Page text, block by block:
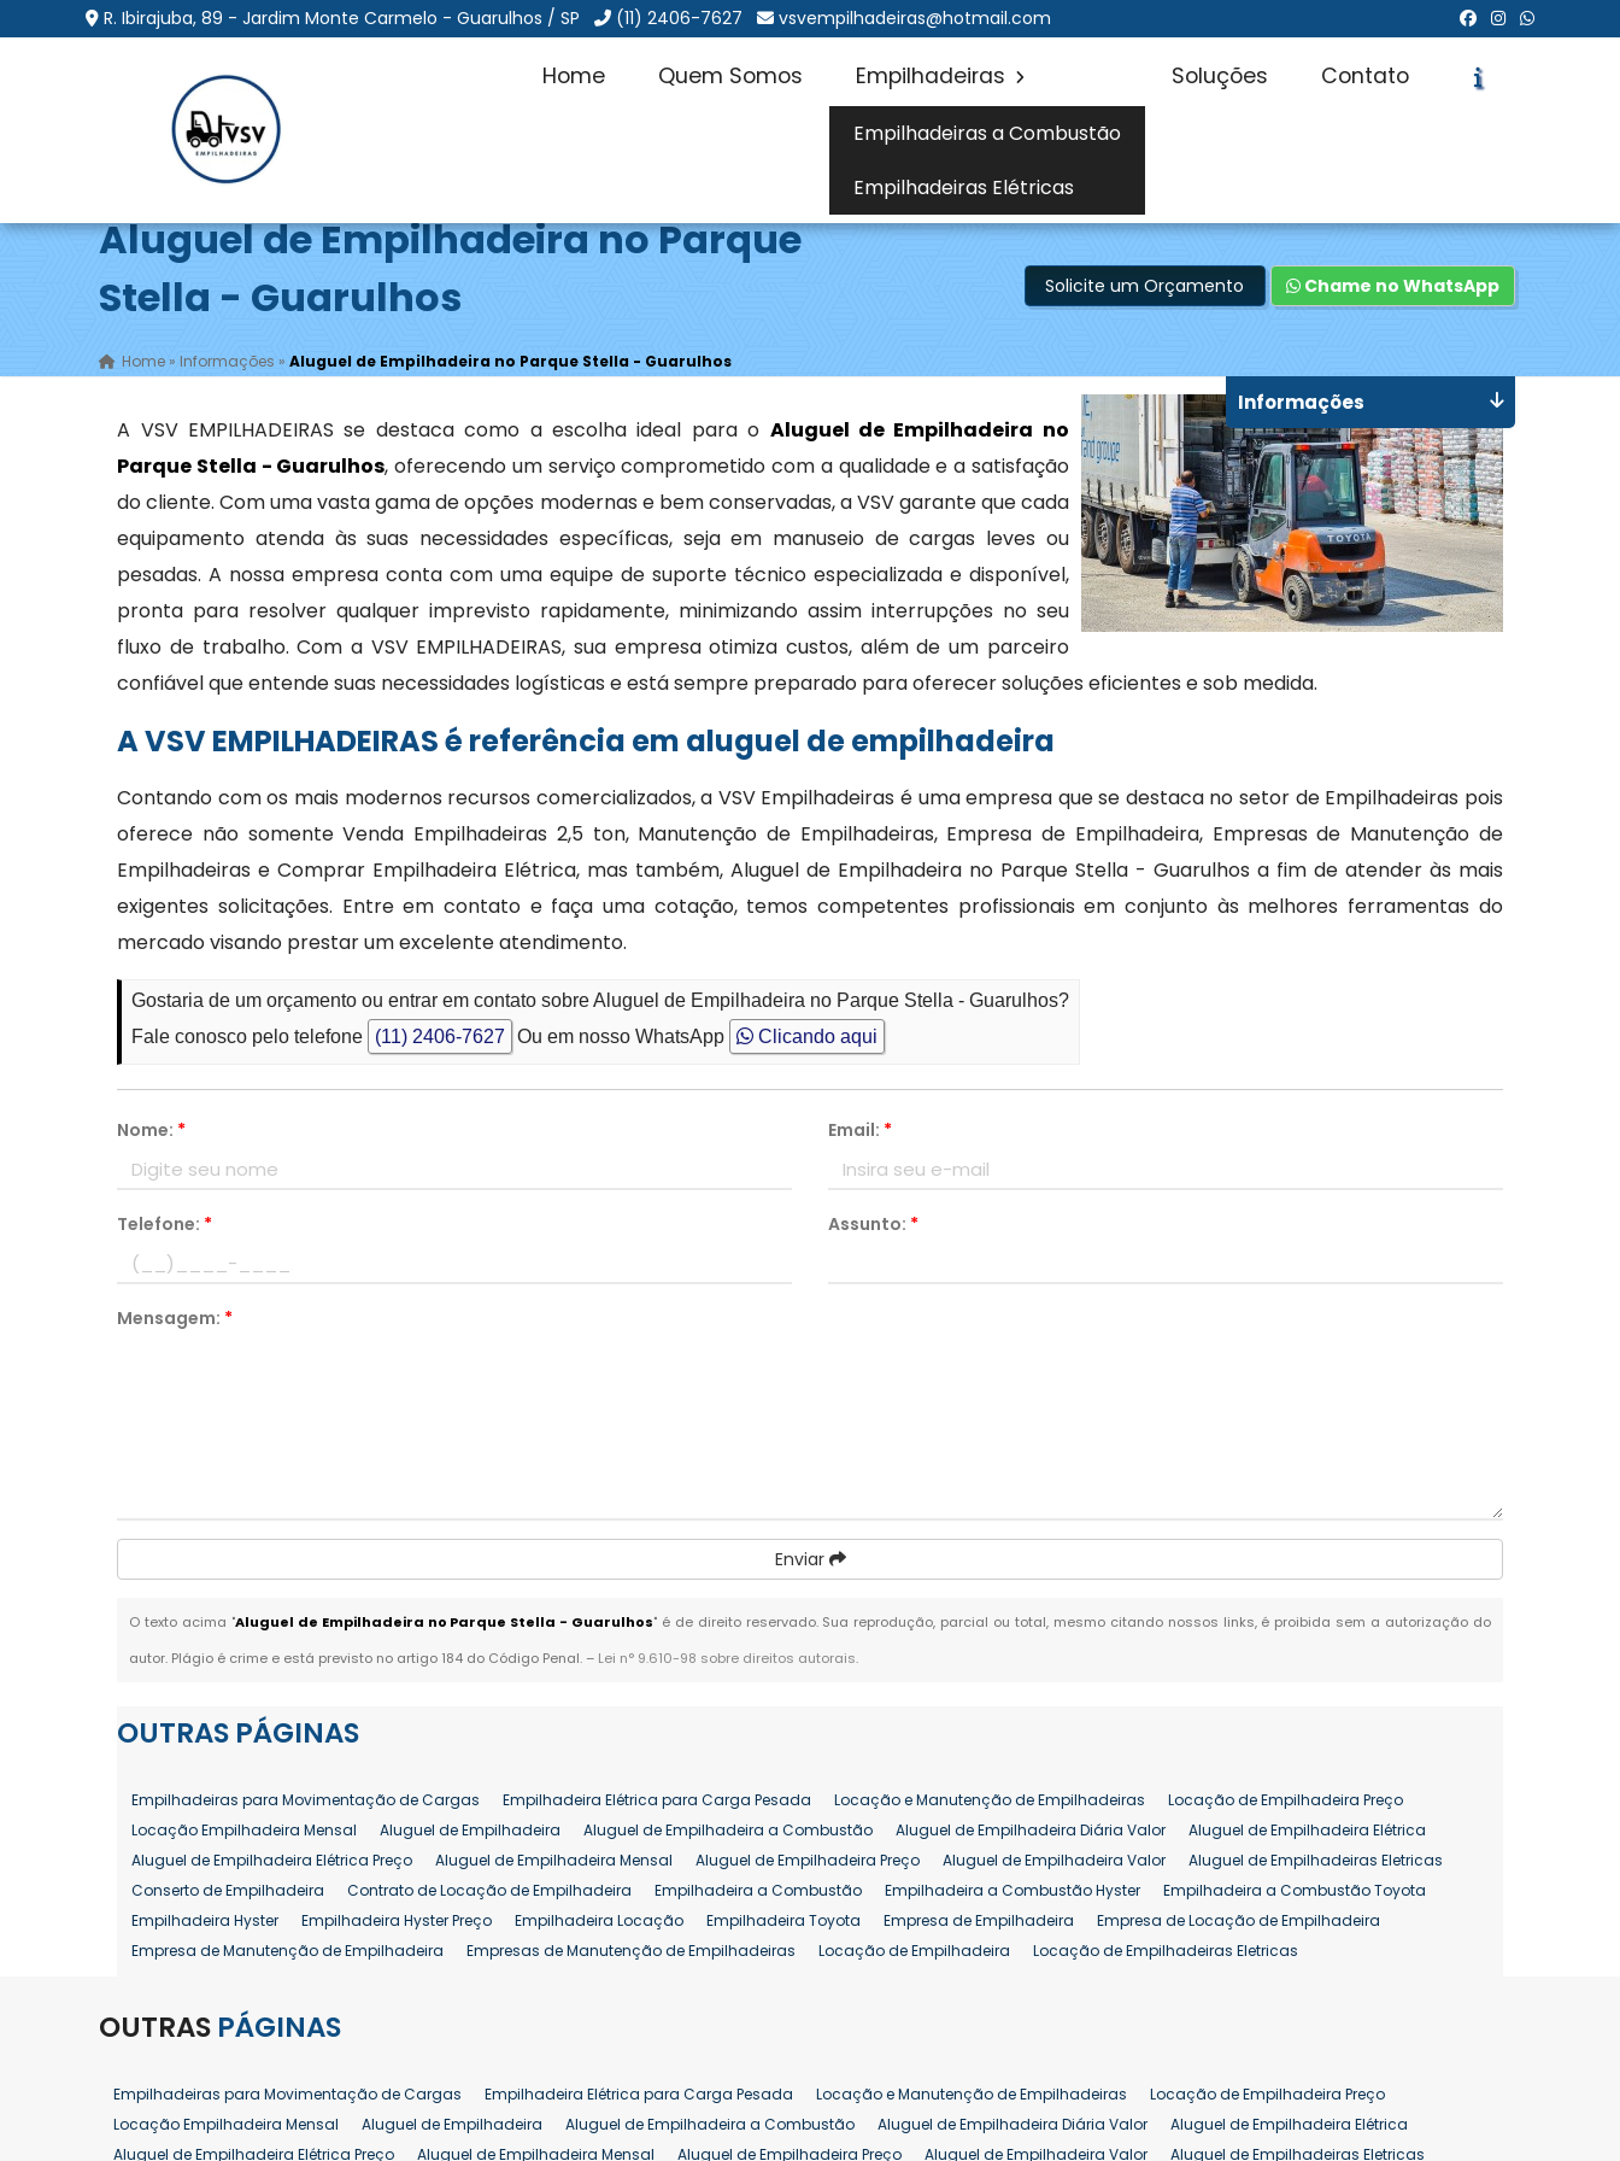
R. Ibirajuba, 89 - Jardim Monte Carmelo - Guarulhos / SP (11) 2406-7627 vsvempilhadeiras@hotmail.com
Home Quem Somos Empilhadeiras
Empilhadeiras a Combustão
Empilhadeiras Elétricas
Soluções Contato
Aluguel de Empilhadeira no Parque
Stella - Guarulhos
Home »Informações »Aluguel de Empilhadeira no Parque Stella - Guarulhos
Solicite um Orçamento Chame no WhatsApp
A VSV EMPILHADEIRAS se destaca como a escolha ideal para o Aluguel de Empilhadeira no
Parque Stella - Guarulhos, oferecendo um serviço comprometido com a qualidade e a satisfação
do cliente. Com uma vasta gama de opções modernas e bem conservadas, a VSV garante que cada
equipamento atenda às suas necessidades específicas, seja em manuseio de cargas leves ou
pesadas. A nossa empresa conta com uma equipe de suporte técnico especializada e disponível,
pronta para resolver qualquer imprevisto rapidamente, minimizando assim interrupções no seu
fluxo de trabalho. Com a VSV EMPILHADEIRAS, sua empresa otimiza custos, além de um parceiro
confiável que entende suas necessidades logísticas e está sempre preparado para oferecer soluções eficientes e sob medida.
A VSV EMPILHADEIRAS é referência em aluguel de empilhadeira
Contando com os mais modernos recursos comercializados, a VSV Empilhadeiras é uma empresa que se destaca no setor de Empilhadeiras pois
oferece não somente Venda Empilhadeiras 2,5 ton, Manutenção de Empilhadeiras, Empresa de Empilhadeira, Empresas de Manutenção de
Empilhadeiras e Comprar Empilhadeira Elétrica, mas também, Aluguel de Empilhadeira no Parque Stella - Guarulhos a fim de atender às mais
exigentes solicitações. Entre em contato e faça uma cotação, temos competentes profissionais em conjunto às melhores ferramentas do
mercado visando prestar um excelente atendimento.
Gostaria de um orçamento ou entrar em contato sobre Aluguel de Empilhadeira no Parque Stella - Guarulhos?
Fale conosco pelo telefone
(11) 2406-7627 Ou em nosso WhatsApp Clicando aqui
Nome: * Email: *
Telefone: * Assunto: *
Mensagem: *
Enviar
O texto acima "Aluguel de Empilhadeira no Parque Stella - Guarulhos" é de direito reservado. Sua reprodução, parcial ou total, mesmo citando nossos links, é proibida sem a autorização do
autor. Plágio é crime e está previsto no artigo 184 do Código Penal. – Lei n° 9.610-98 sobre direitos autorais.
Informações
OUTRAS PÁGINAS
Empilhadeiras para Movimentação de Cargas Empilhadeira Elétrica para Carga Pesada Locação e Manutenção de Empilhadeiras
Locação de Empilhadeira Preço
Locação Empilhadeira Mensal
Aluguel de Empilhadeira Aluguel de Empilhadeira a Combustão Aluguel de Empilhadeira Diária Valor
Aluguel de Empilhadeira Elétrica
Aluguel de Empilhadeira Elétrica Preço
Aluguel de Empilhadeira Mensal Aluguel de Empilhadeira Preço Aluguel de Empilhadeira Valor
Aluguel de Empilhadeiras Eletricas
Conserto de Empilhadeira
Contrato de Locação de Empilhadeira Empilhadeira a Combustão Empilhadeira a Combustão Hyster
Empilhadeira a Combustão Toyota
Empilhadeira Hyster
Empilhadeira Hyster Preço Empilhadeira Locação Empilhadeira Toyota Empresa de Empilhadeira
Empresa de Locação de Empilhadeira
Empresa de Manutenção de Empilhadeira
Empresas de Manutenção de Empilhadeiras Locação de Empilhadeira
Locação de Empilhadeiras Eletricas
Manutenção em Empilhadeiras
Reforma de Empilhadeira
Aluguel de Empilhadeira 25 ton
Locação de Empilhadeira 25 ton Comprar Empilhadeira 25 ton Empilhadeira a Combustão 25 ton
Preço de Empilhadeira 25 ton
Venda Empilhadeiras 25 ton
OUTRAS PÁGINAS
Empilhadeiras para Movimentação de Cargas Empilhadeira Elétrica para Carga Pesada Locação e Manutenção de Empilhadeiras
Locação de Empilhadeira Preço
Locação Empilhadeira Mensal
Aluguel de Empilhadeira Aluguel de Empilhadeira a Combustão Aluguel de Empilhadeira Diária Valor
Aluguel de Empilhadeira Elétrica
Aluguel de Empilhadeira Elétrica Preço
Aluguel de Empilhadeira Mensal Aluguel de Empilhadeira Preço Aluguel de Empilhadeira Valor
Aluguel de Empilhadeiras Eletricas